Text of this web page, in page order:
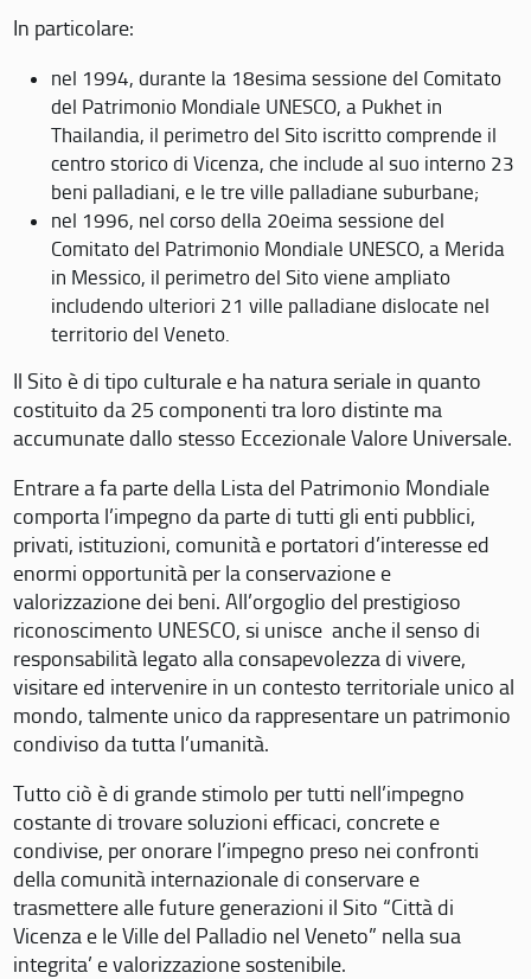
In particolare:
nel 1994, durante la 18esima sessione del Comitato
del Patrimonio Mondiale UNESCO, a Pukhet in
Thailandia, il perimetro del Sito iscritto comprende il
centro storico di Vicenza, che include al suo interno 23
beni palladiani, e le tre ville palladiane suburbane;
nel 1996, nel corso della 20eima sessione del
Comitato del Patrimonio Mondiale UNESCO, a Merida
in Messico, il perimetro del Sito viene ampliato
includendo ulteriori 21 ville palladiane dislocate nel
territorio del Veneto.
Il Sito è di tipo culturale e ha natura seriale in quanto
costituito da 25 componenti tra loro distinte ma
accumunate dallo stesso Eccezionale Valore Universale.
Entrare a fa parte della Lista del Patrimonio Mondiale
comporta l’impegno da parte di tutti gli enti pubblici,
privati, istituzioni, comunità e portatori d’interesse ed
enormi opportunità per la conservazione e
valorizzazione dei beni. All’orgoglio del prestigioso
riconoscimento UNESCO, si unisce anche il senso di
responsabilità legato alla consapevolezza di vivere,
visitare ed intervenire in un contesto territoriale unico al
mondo, talmente unico da rappresentare un patrimonio
condiviso da tutta l’umanità.
Tutto ciò è di grande stimolo per tutti nell’impegno
costante di trovare soluzioni efficaci, concrete e
condivise, per onorare l’impegno preso nei confronti
della comunità internazionale di conservare e
trasmettere alle future generazioni il Sito “Città di
Vicenza e le Ville del Palladio nel Veneto” nella sua
integrita’ e valorizzazione sostenibile.